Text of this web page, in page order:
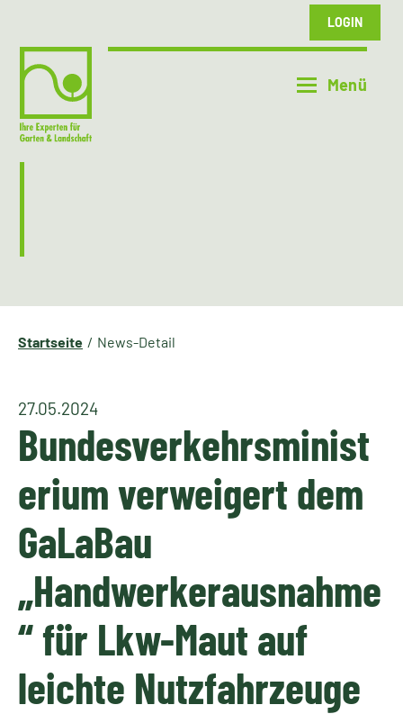
LOGIN
Startseite News-Detail
27.05.2024
Bundesverkehrsminist
erium verweigert dem
GaLaBau
„Handwerkerausnahme
“ für Lkw-Maut auf
leichte Nutzfahrzeuge